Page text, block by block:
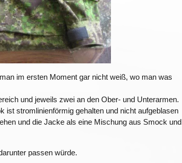
im ersten Moment gar nicht weiß, wo man was
und jeweils zwei an den Ober- und Unterarmen.
ist stromlinienförmig gehalten und nicht aufgeblasen
und die Jacke als eine Mischung aus Smock und
passen würde.